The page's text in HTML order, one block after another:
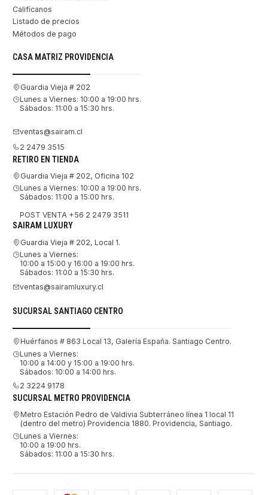
Califícanos
Listado de precios
Métodos de pago
CASA MATRIZ PROVIDENCIA
Guardia Vieja # 202
Lunes a Viernes: 10:00 a 19:00 hrs.
Sábados: 11:00 a 15:30 hrs.
ventas@sairam.cl
2 2479 3515
RETIRO EN TIENDA
Guardia Vieja # 202, Oficina 102
Lunes a Viernes: 10:00 a 19:00 hrs.
Sábados: 11:00 a 15:00 hrs.
POST VENTA +56 2 2479 3511
SAIRAM LUXURY
Guardia Vieja # 202, Local 1.
Lunes a Viernes:
10:00 a 15:00 y 16:00 a 19:00 hrs.
Sábados: 11:00 a 15:30 hrs.
ventas@sairamluxury.cl
SUCURSAL SANTIAGO CENTRO
Huérfanos # 863 Local 13, Galería España. Santiago Centro.
Lunes a Viernes:
10:00 a 14:00 y 15:00 a 19:00 hrs.
Sábados: 10:00 a 14:00 hrs.
2 3224 9178
SUCURSAL METRO PROVIDENCIA
Metro Estación Pedro de Valdivia Subterráneo línea 1 local 11
(dentro del metro) Providencia 1880. Providencia, Santiago.
Lunes a Viernes:
10:00 a 19:00 hrs.
Sábados: 11:00 a 15:30 hrs.